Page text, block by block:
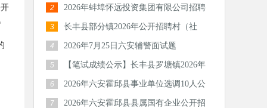
员公告
2
2026年蚌埠怀远投资集团有限公司招聘
30人公
3
长丰县部分镇2026年公开招聘村（社
区）后备
4 2026年7月25日六安辅警面试题
5
【笔试成绩公示】长丰县罗塘镇2026年
公开招
6
2026年六安霍邱县事业单位选调10人公
告
7
2026年六安霍邱县县属国有企业公开招